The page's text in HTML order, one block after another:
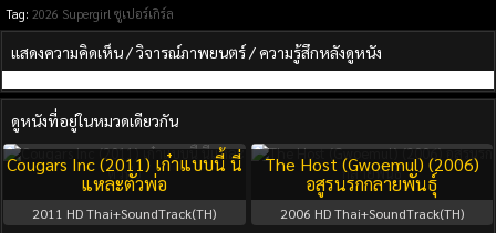
Tag: 2026 Supergirl ซูเปอร์เกิร์ล
แสดงความคิดเห็น / วิจารณ์ภาพยนตร์ / ความรู้สึกหลังดูหนัง
ดูหนังที่อยู่ในหมวดเดียวกัน
Cougars Inc (2011) เก๋าแบบนี้ นี่
แหละตัวพ่อ
2011 HD Thai+SoundTrack(TH)
The Host (Gwoemul) (2006)
อสูรนรกกลายพันธุ์
2006 HD Thai+SoundTrack(TH)